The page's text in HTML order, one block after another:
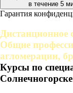
в течение 5
Гарантия
Дистанционное
Общие
агломерации,
Курсы по
Солнечногорске